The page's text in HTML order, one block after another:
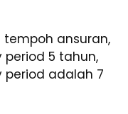
ansuran,
period 5 tahun,
period adalah 7